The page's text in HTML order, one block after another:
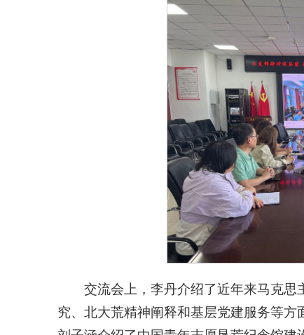
交流会上，李丹介绍了近年来马克
究、北大荒精神阐释和基层党建服务等